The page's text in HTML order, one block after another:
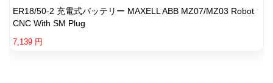
ER18/50-2 充電式バッテリー MAXELL ABB MZ07/MZ03 Robot
CNC With SM Plug
7,139 円